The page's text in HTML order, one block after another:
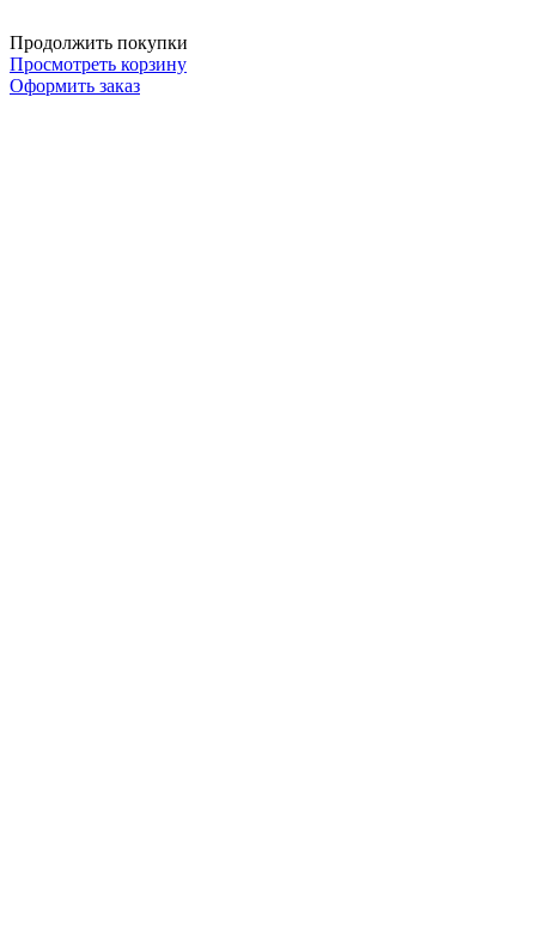
Продолжить покупки
Просмотреть корзину
Оформить заказ